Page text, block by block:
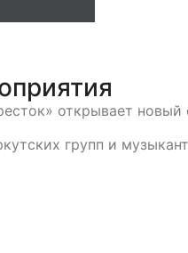
открывает новый
групп и